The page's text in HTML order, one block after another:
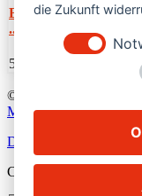
Bobcat T36120SL
...
54,000€
© 2024
Media
Datenschutzerklärung
•
die Zukunft
Call me back